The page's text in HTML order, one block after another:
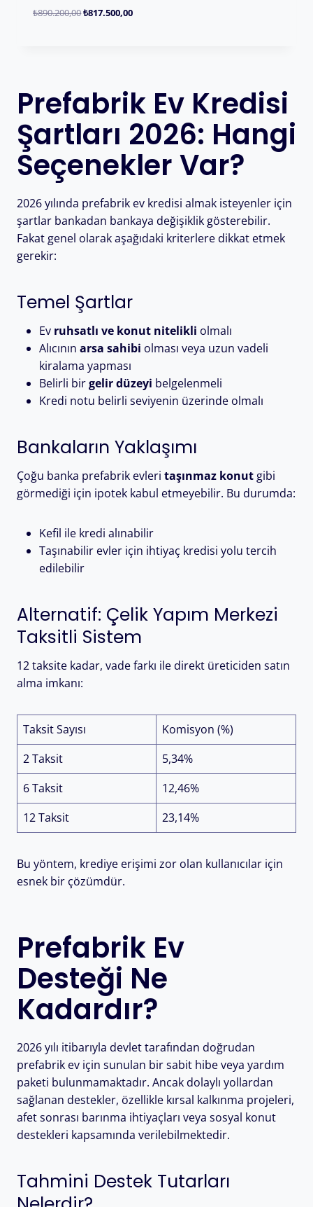
₺890.200,00₺817.500,00
Prefabrik Ev Kredisi
Şartları 2026: Hangi
Seçenekler Var?
2026 yılında prefabrik ev kredisi almak isteyenler için
şartlar bankadan bankaya değişiklik gösterebilir.
Fakat genel olarak aşağıdaki kriterlere dikkat etmek
gerekir:
Temel Şartlar
Ev ruhsatlı ve konut nitelikli olmalı
Alıcının arsa sahibi olması veya uzun vadeli
kiralama yapması
Belirli birgelir düzeyi belgelenmeli
Kredi notu belirli seviyenin üzerinde olmalı
Bankaların Yaklaşımı
Çoğu banka prefabrik evleri taşınmaz konut gibi
görmediği için ipotek kabul etmeyebilir. Bu durumda:
Kefil ile kredi alınabilir
Taşınabilir evler için ihtiyaç kredisi yolu tercih
edilebilir
Alternatif: Çelik Yapım Merkezi
Taksitli Sistem
12 taksite kadar, vade farkı ile direkt üreticiden satın
alma imkanı:
Taksit Sayısı
Komisyon (%)
2 Taksit
5,34%
6 Taksit
12,46%
12 Taksit
23,14%
Bu yöntem, krediye erişimi zor olan kullanıcılar için
esnek bir çözümdür.
Prefabrik Ev
Desteği Ne
Kadardır?
2026 yılı itibarıyla devlet tarafından doğrudan
prefabrik ev için sunulan bir sabit hibe veya yardım
paketi bulunmamaktadır. Ancak dolaylı yollardan
sağlanan destekler, özellikle kırsal kalkınma projeleri,
afet sonrası barınma ihtiyaçları veya sosyal konut
destekleri kapsamında verilebilmektedir.
Tahmini Destek Tutarları